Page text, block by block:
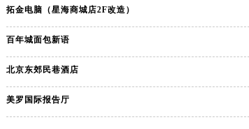
拓金电脑（星海商城店2F改造）
百年城面包新语
北京东郊民巷酒店
美罗国际报告厅